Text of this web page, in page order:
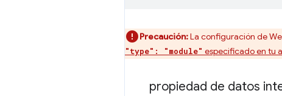
Precaución:La configuración de
"type": "module" especificado en tu
propiedad de datos